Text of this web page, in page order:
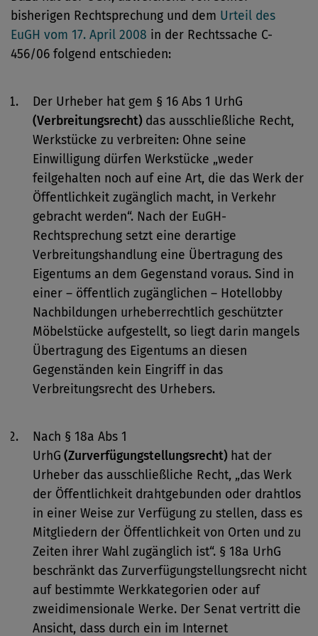
bisherigen Rechtsprechung und dem Urteil des
EuGH vom 17. April 2008 in der Rechtssache C-
456/06 folgend entschieden:
Der Urheber hat gem § 16 Abs 1 UrhG
(Verbreitungsrecht) das ausschließliche Recht,
Werkstücke zu verbreiten: Ohne seine
Einwilligung dürfen Werkstücke „weder
feilgehalten noch auf eine Art, die das Werk der
Öffentlichkeit zugänglich macht, in Verkehr
gebracht werden“. Nach der EuGH-
Rechtsprechung setzt eine derartige
Verbreitungshandlung eine Übertragung des
Eigentums an dem Gegenstand voraus. Sind in
einer – öffentlich zugänglichen – Hotellobby
Nachbildungen urheberrechtlich geschützter
Möbelstücke aufgestellt, so liegt darin mangels
Übertragung des Eigentums an diesen
Gegenständen kein Eingriff in das
Verbreitungsrecht des Urhebers.
Nach § 18a Abs 1
UrhG (Zurverfügungstellungsrecht) hat der
Urheber das ausschließliche Recht, „das Werk
der Öffentlichkeit drahtgebunden oder drahtlos
in einer Weise zur Verfügung zu stellen, dass es
Mitgliedern der Öffentlichkeit von Orten und zu
Zeiten ihrer Wahl zugänglich ist“. § 18a UrhG
beschränkt das Zurverfügungstellungsrecht nicht
auf bestimmte Werkkategorien oder auf
zweidimensionale Werke. Der Senat vertritt die
Ansicht, dass durch ein im Internet